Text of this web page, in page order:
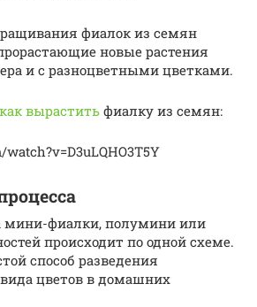
фиалок из семян
новые растения
и с разноцветными цветками.
выраститьфиалку из семян:
мини-фиалки, полумини или
происходит по одной схеме.
способ разведения
цветов в домашних